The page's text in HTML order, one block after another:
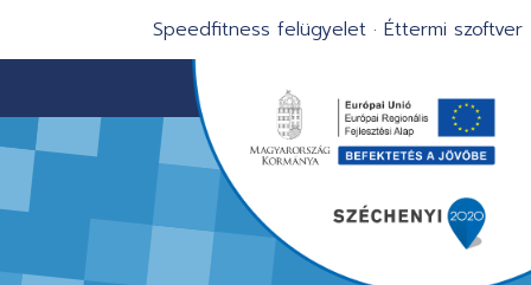
Speedfitness felügyelet ·Éttermi szoftver